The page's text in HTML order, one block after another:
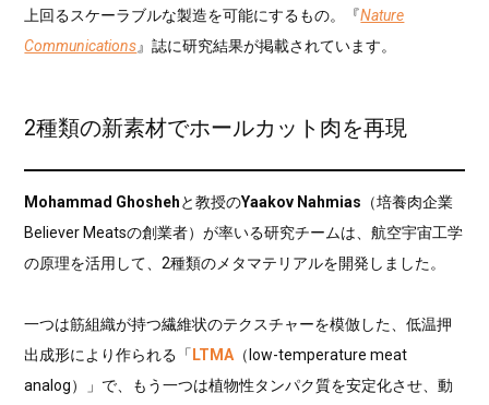
上回るスケーラブルな製造を可能にするもの。『Nature
Communications』誌に研究結果が掲載されています。
2種類の新素材でホールカット肉を再現
Mohammad Ghoshehと教授のYaakov Nahmias （培養肉企業
Believer Meatsの創業者）が率いる研究チームは、航空宇宙工学
の原理を活用して、2種類のメタマテリアルを開発しました。
一つは筋組織が持つ繊維状のテクスチャーを模倣した、低温押
出成形により作られる「 LTMA （low-temperature meat
analog）」で、もう一つは植物性タンパク質を安定化させ、動